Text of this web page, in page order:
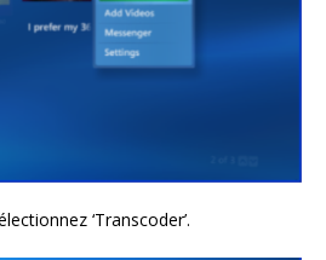
‘Transcoder’.